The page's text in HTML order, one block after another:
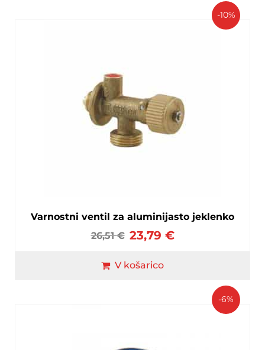
-10%
Varnostni ventil za aluminijasto jeklenko
26,51€ 23,79 €
V košarico
-6%